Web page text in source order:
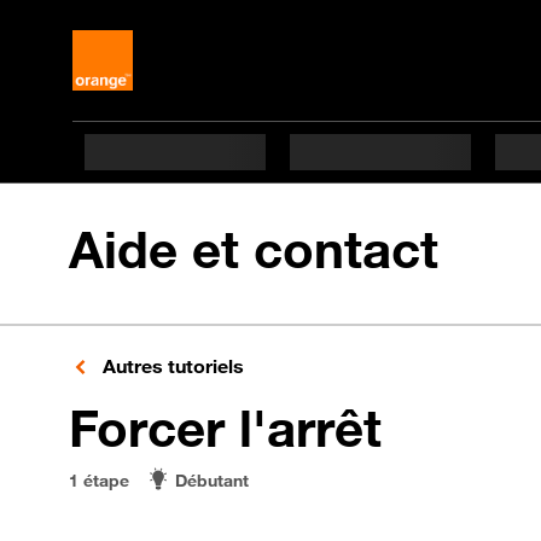
Aide et contact
Autres tutoriels
Forcer l'arrêten 1
1 étape Débutant